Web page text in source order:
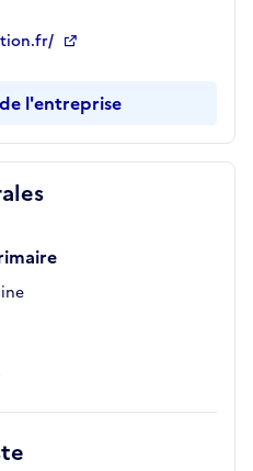
l'entreprise